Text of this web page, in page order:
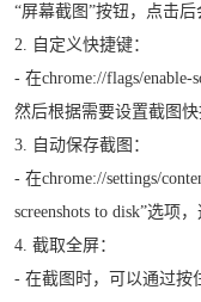
“屏幕截图”按钮，点击
2. 自定义快捷键：
- 在chrome://flags/enable-
然后根据需要设置截图快
3. 自动保存截图：
- 在chrome://settings/
screenshots to disk”选项
4. 截取全屏：
- 在截图时，可以通过按